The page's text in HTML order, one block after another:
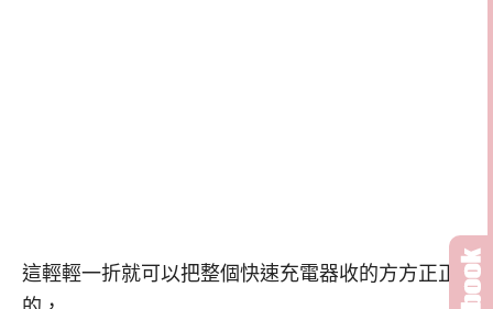
這輕輕一折就可以把整個快速充電器收的方方正正